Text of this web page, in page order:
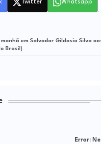
Twitter Whatsapp
em Salvador Gildasio Silva
Brasil)
Error: